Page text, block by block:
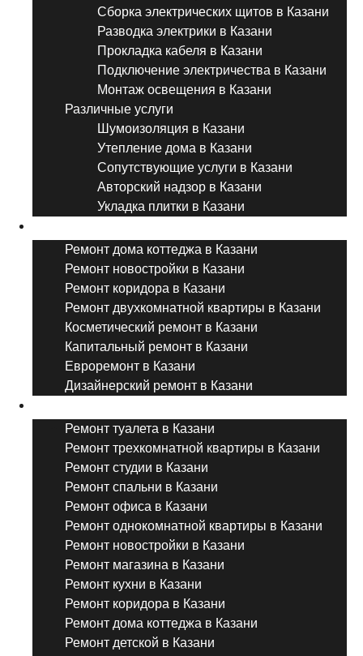
Сборка электрических щитов в Казани
Разводка электрики в Казани
Прокладка кабеля в Казани
Подключение электричества в Казани
Монтаж освещения в Казани
Различные услуги
Шумоизоляция в Казани
Утепление дома в Казани
Сопутствующие услуги в Казани
Авторский надзор в Казани
Укладка плитки в Казани
Ремонт дома коттеджа в Казани
Ремонт новостройки в Казани
Ремонт коридора в Казани
Ремонт двухкомнатной квартиры в Казани
Косметический ремонт в Казани
Капитальный ремонт в Казани
Евроремонт в Казани
Дизайнерский ремонт в Казани
Ремонт туалета в Казани
Ремонт трехкомнатной квартиры в Казани
Ремонт студии в Казани
Ремонт спальни в Казани
Ремонт офиса в Казани
Ремонт однокомнатной квартиры в Казани
Ремонт новостройки в Казани
Ремонт магазина в Казани
Ремонт кухни в Казани
Ремонт коридора в Казани
Ремонт дома коттеджа в Казани
Ремонт детской в Казани